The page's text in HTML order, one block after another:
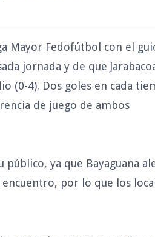
Mayor Fedofútbol con el
jornada y de que
(0-4). Dos goles en cada
de juego de ambos
ya que Bayaguana
por lo que los